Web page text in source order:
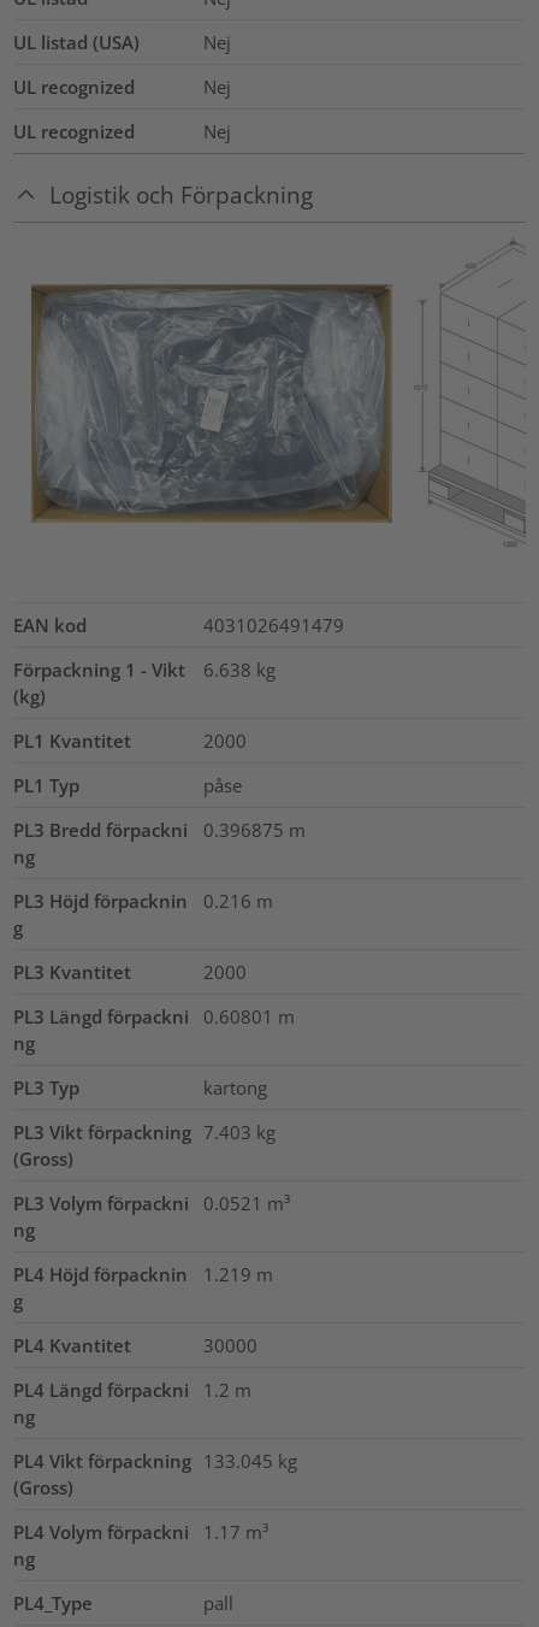
UL listad (USA)
Nej
UL recognized
Nej
UL recognized
Nej
Logistik och Förpackning
EAN kod
4031026491479
Förpackning 1 - Vikt
(kg)
6.638 kg
PL1 Kvantitet
2000
PL1 Typ
påse
PL3 Bredd förpackni
ng
0.396875 m
PL3 Höjd förpacknin
g
0.216 m
PL3 Kvantitet
2000
PL3 Längd förpackni
ng
0.60801 m
PL3 Typ
kartong
PL3 Vikt förpackning
(Gross)
7.403 kg
PL3 Volym förpackni
ng
0.0521 m³
PL4 Höjd förpacknin
g
1.219 m
PL4 Kvantitet
30000
PL4 Längd förpackni
ng
1.2 m
PL4 Vikt förpackning
(Gross)
133.045 kg
PL4 Volym förpackni
ng
1.17 m³
PL4_Type pall